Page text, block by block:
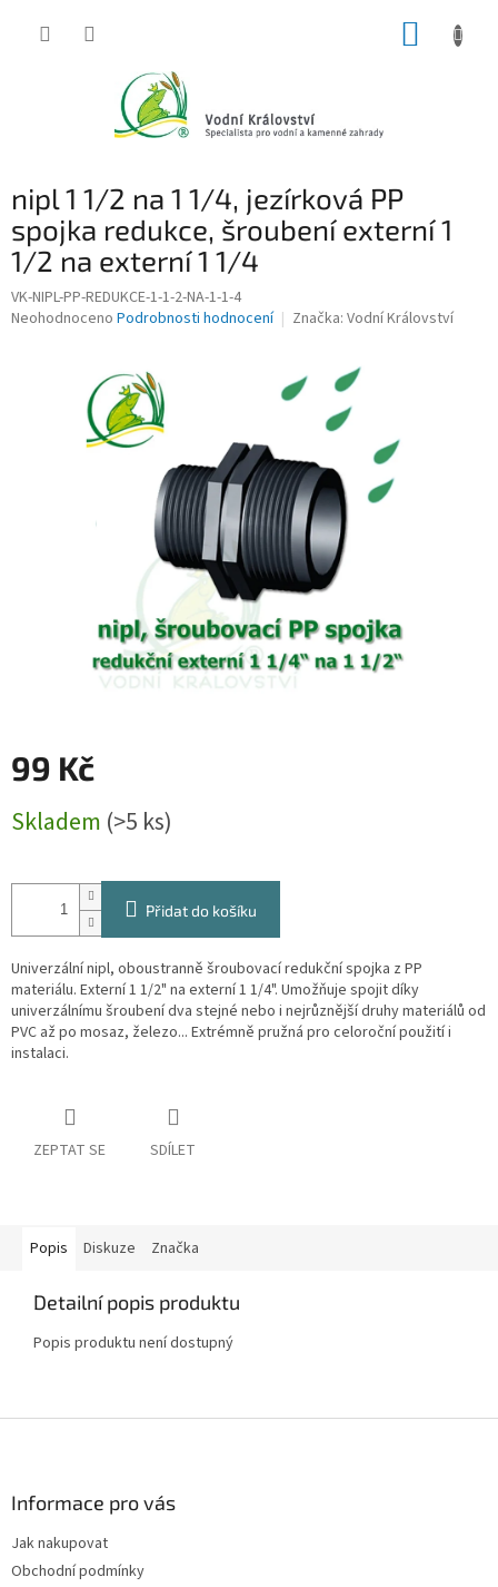
nipl 1 1/2 na 1 1/4, jezírková PP
spojka redukce, šroubení externí 1
1/2 na externí 1 1/4
VK-NIPL-PP-REDUKCE-1-1-2-NA-1-1-4
Průměrné
Neohodnoceno Podrobnosti hodnocení Značka: Vodní Království
99 Kč
cena:
Skladem (>5 ks)
Přidat do košíku
Univerzální nipl, oboustranně šroubovací redukční spojka z PP
materiálu. Externí 1 1/2" na externí 1 1/4". Umožňuje spojit díky
univerzálnímu šroubení dva stejné nebo i nejrůznější druhy materiálů od
PVC až po mosaz, železo... Extrémně pružná pro celoroční použití i
instalaci.
ZEPTAT SE SDÍLET
Popis Diskuze Značka
Detailní popis produktu
Popis produktu není dostupný
Informace pro vás
Jak nakupovat
Obchodní podmínky